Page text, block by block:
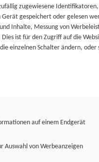
zugewiesene
gespeichert oder gelesen
Inhalte, Messung von
ist für den Zugriff auf die
einzelnen Schalter ändern,
auf einem Endgerät
Auswahl von Werbeanzeigen